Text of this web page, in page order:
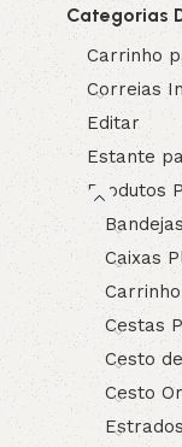
Categorias
Carrinho
Correias
Editar
Estante
Produtos
Caixas
Cestas
Cesto
Cesto